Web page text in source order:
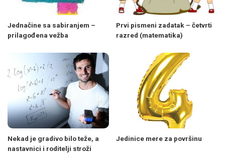
Jednačine sa sabiranjem –
prilagođena vežba
Prvi pismeni zadatak – četvrti
razred (matematika)
Nekad je gradivo bilo teže, a
nastavnici i roditelji stroži
Jedinice mere za površinu